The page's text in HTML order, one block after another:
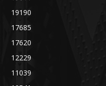
19190
17685
17620
12229
11039